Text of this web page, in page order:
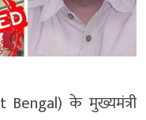
Bengal) के मुख्यमंत्री